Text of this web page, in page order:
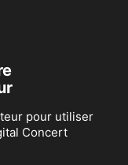
pour utiliser
Concert